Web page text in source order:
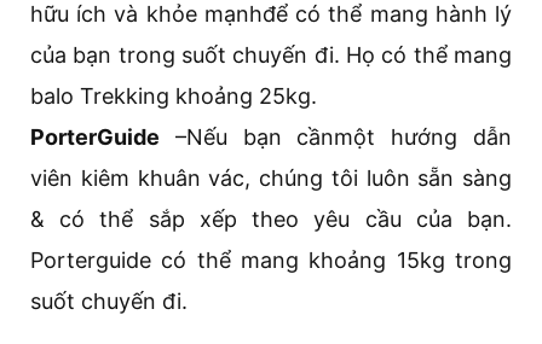
hữu ích và khỏe mạnhđể có thể mang hành lý
của bạn trong suốt chuyến đi. Họ có thể mang
balo Trekking khoảng 25kg.
PorterGuide –Nếu bạn cầnmột hướng dẫn
viên kiêm khuân vác, chúng tôi luôn sẵn sàng
& có thể sắp xếp theo yêu cầu của bạn.
Porterguide có thể mang khoảng 15kg trong
suốt chuyến đi.